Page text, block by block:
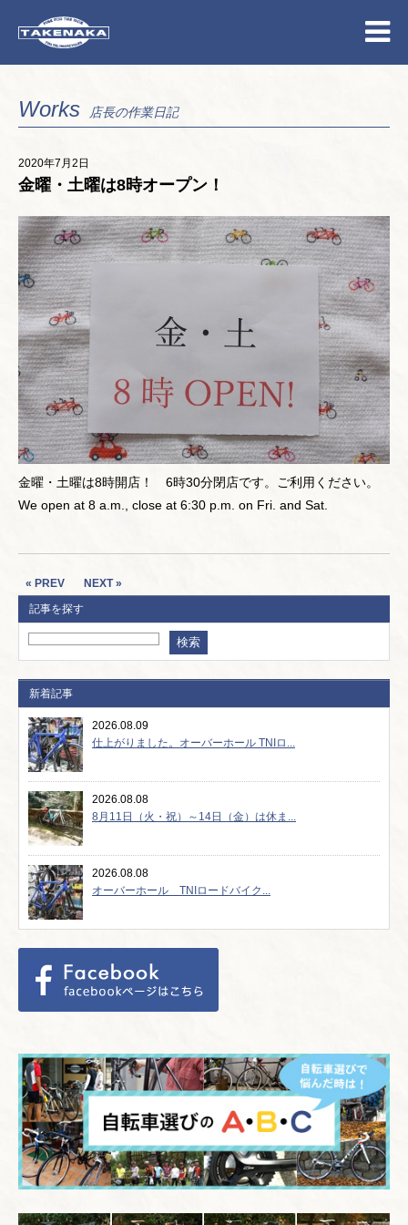
Works 店長の作業日記
2020年7月2日
金曜・土曜は8時オープン！
金曜・土曜は8時開店！ 6時30分閉店です。ご利用ください。
We open at 8 a.m., close at 6:30 p.m. on Fri. and Sat.
« PREV
NEXT »
記事を探す
新着記事
2026.08.09
仕上がりました。オーバーホール TNIロ...
2026.08.08
8月11日（火・祝）～14日（金）は休ま...
2026.08.08
オーバーホール TNIロードバイク...